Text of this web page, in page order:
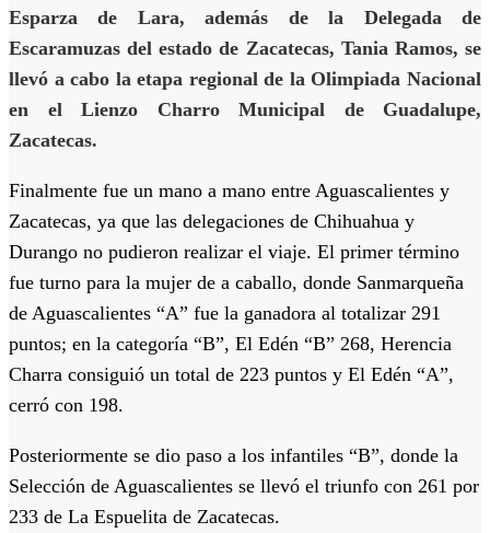
Esparza de Lara, además de la Delegada de
Escaramuzas del estado de Zacatecas, Tania Ramos, se
llevó a cabo la etapa regional de la Olimpiada Nacional
en el Lienzo Charro Municipal de Guadalupe,
Zacatecas.
Finalmente fue un mano a mano entre Aguascalientes y
Zacatecas, ya que las delegaciones de Chihuahua y
Durango no pudieron realizar el viaje. El primer término
fue turno para la mujer de a caballo, donde Sanmarqueña
de Aguascalientes “A” fue la ganadora al totalizar 291
puntos; en la categoría “B”, El Edén “B” 268, Herencia
Charra consiguió un total de 223 puntos y El Edén “A”,
cerró con 198.
Posteriormente se dio paso a los infantiles “B”, donde la
Selección de Aguascalientes se llevó el triunfo con 261 por
233 de La Espuelita de Zacatecas.